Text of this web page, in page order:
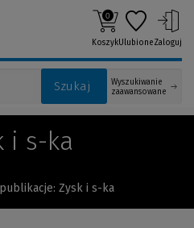
Szukaj
Wyszukiwanie
zaawansowane
0
KoszykUlubioneZaloguj
i s-ka
Zysk i s-ka